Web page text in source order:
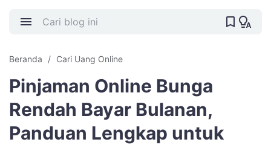
Beranda Cari Uang Online
Pinjaman Online Bunga
Rendah Bayar Bulanan,
Panduan Lengkap untuk